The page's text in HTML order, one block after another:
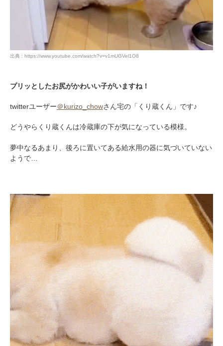
出典 : https://www.youtube.com/watch?v=v1mUGVel1O8
プリッとしたお尻がかわいい子がいますね！
twitterユーザー＠kurizo_chowさん宅の「くり蔵くん」です♪
どうやらくり蔵くんは冷蔵庫の下が気になっている模様。
夢中なるあまり、後ろに置いてある給水用の器に気づいていない
ようで…